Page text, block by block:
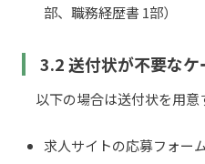
部、職務経歴書 1部）
3.2 送付状が不要なケ
以下の場合は送付状を用意
求人サイトの応募フォー